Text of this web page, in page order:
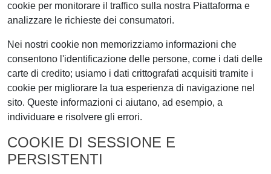
cookie per monitorare il traffico sulla nostra Piattaforma e
analizzare le richieste dei consumatori.
Nei nostri cookie non memorizziamo informazioni che
consentono l'identificazione delle persone, come i dati delle
carte di credito; usiamo i dati crittografati acquisiti tramite i
cookie per migliorare la tua esperienza di navigazione nel
sito. Queste informazioni ci aiutano, ad esempio, a
individuare e risolvere gli errori.
COOKIE DI SESSIONE E
PERSISTENTI